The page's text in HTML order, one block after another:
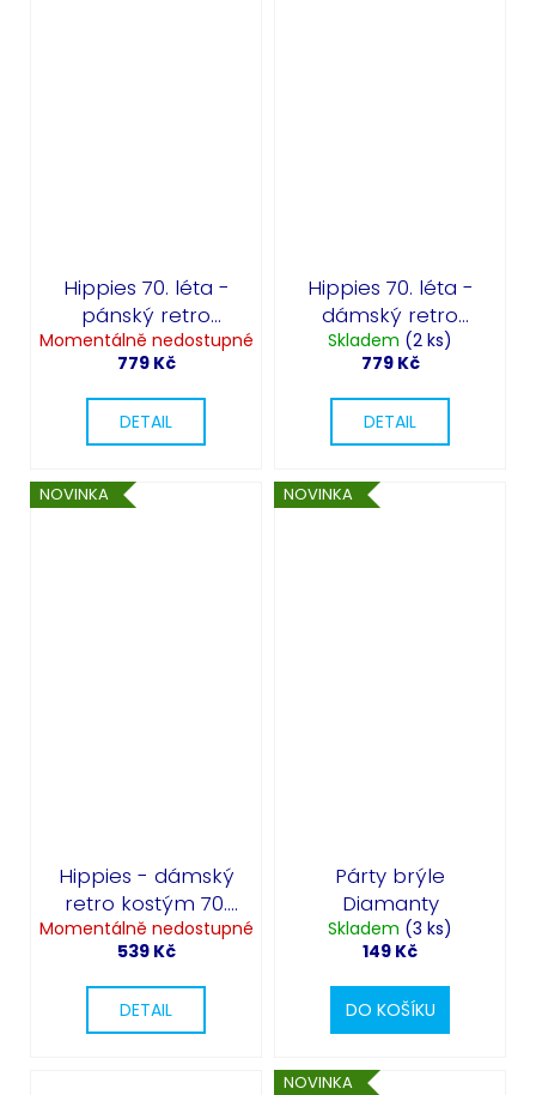
Hippies 70. léta -
pánský retro
kostým
Momentálně nedostupné
779 Kč
DETAIL
Hippies 70. léta -
dámský retro
kostým
Skladem (2 ks)
779 Kč
DETAIL
NOVINKA
Hippies - dámský
retro kostým 70.
léta
Momentálně nedostupné
539 Kč
DETAIL
NOVINKA
Párty brýle
Diamanty
Skladem (3 ks)
149 Kč
DO KOŠÍKU
NOVINKA